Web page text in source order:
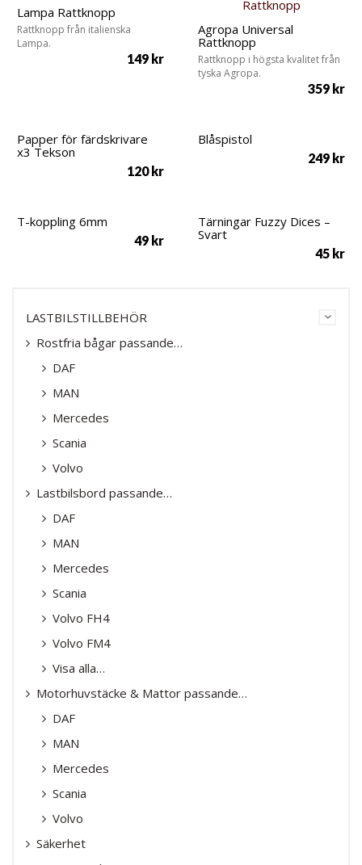
Lampa Rattknopp
Rattknopp från italienska
Lampa.
149 kr
Agropa Universal
Rattknopp
Rattknopp i högsta kvalitet från
tyska Agropa.
359 kr
Papper för färdskrivare
x3 Tekson
120kr
Blåspistol
249 kr
T-koppling 6mm
49 kr
Tärningar Fuzzy Dices –
Svart
45 kr
LASTBILSTILLBEHÖR
Rostfria bågar passande…
DAF
MAN
Mercedes
Scania
Volvo
Lastbilsbord passande…
DAF
MAN
Mercedes
Scania
Volvo FH4
Volvo FM4
Visa alla…
Motorhuvstäcke & Mattor passande…
DAF
MAN
Mercedes
Scania
Volvo
Säkerhet